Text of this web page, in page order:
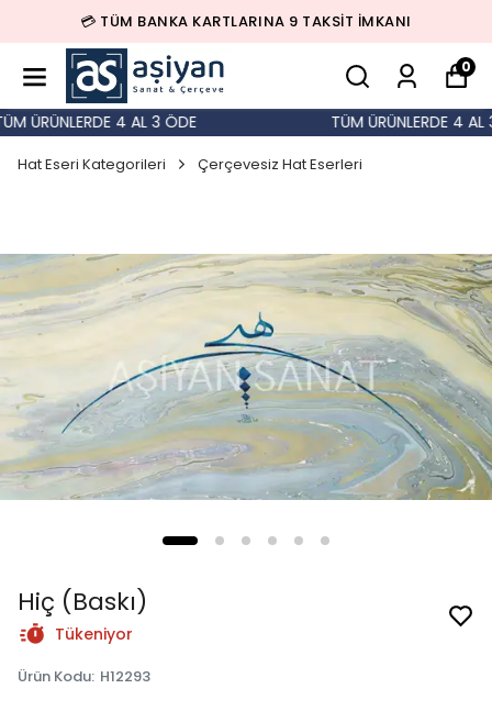
💳 TÜM BANKA KARTLARINA 9 TAKSİT İMKANI
0
ÜRÜNLERDE 4 AL 3 ÖDE TÜM ÜRÜNLERDE 4 AL 3
Hat Eseri Kategorileri Çerçevesiz Hat Eserleri
Hiç (Baskı)
Tükeniyor
Ürün Kodu: H12293